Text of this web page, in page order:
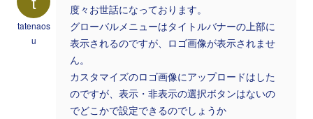
tatenaos
u
度々お世話になっております。
グローバルメニューはタイトルバナーの上部に
表示されるのですが、ロゴ画像が表示されませ
ん。
カスタマイズのロゴ画像にアップロードはした
のですが、表示・非表示の選択ボタンはないの
でどこかで設定できるのでしょうか